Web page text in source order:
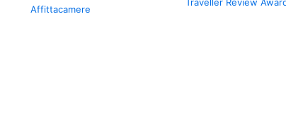
Affittacamere